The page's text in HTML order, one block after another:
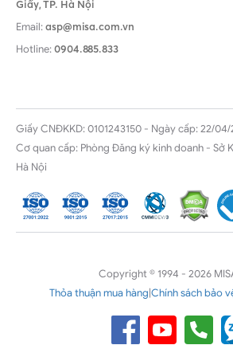
Giấy,TP. Hà Nội
Email:asp@misa.com.vn
Hotline:0904.885.833
Giấy CNĐKKD: 0101243150 - Ngày cấp: 22/
Cơ quan cấp: Phòng Đăng ký kinh doanh - Sở
Hà Nội
Copyright © 1994 - 2026
Thỏa thuận mua hàng|Chính sách bảo